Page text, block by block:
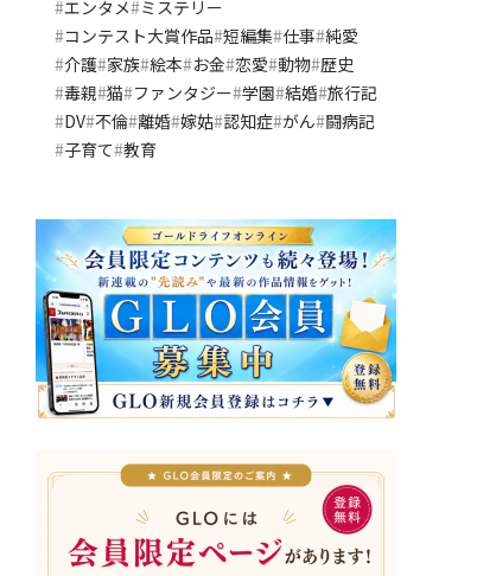
エンタメ ミステリー
コンテスト大賞作品 短編集 仕事 純愛
介護 家族 絵本 お金 恋愛 動物 歴史
毒親 猫 ファンタジー 学園 結婚 旅行記
DV 不倫 離婚 嫁姑 認知症 がん 闘病記
子育て 教育